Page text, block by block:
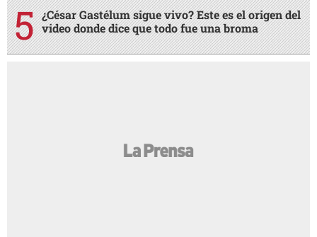
¿César Gastélum sigue vivo? Este es el origen del
video donde dice que todo fue una broma